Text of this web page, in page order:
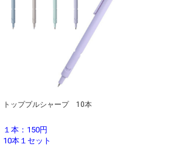
トッププルシャープ 10本
１本：150円
10本１セット